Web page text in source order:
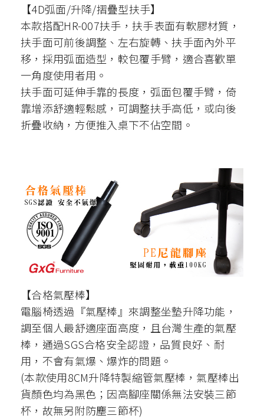
【4D弧面/升降/摺疊型扶手】
本款搭配HR-007扶手，扶手表面有軟膠材質，
扶手面可前後調整、左右旋轉、扶手面內外平
移，採用弧面造型，較包覆手臂，適合喜歡單
一角度使用者用。
扶手面可延伸手靠的長度，弧面包覆手臂，倚
靠增添舒適輕鬆感，可調整扶手高低，或向後
折疊收納，方便推入桌下不佔空間。
【合格氣壓棒】
電腦椅透過『氣壓棒』來調整坐墊升降功能，
調至個人最舒適座面高度，且台灣生產的氣壓
棒，通過SGS合格安全認證，品質良好、耐
用，不會有氣爆、爆炸的問題。
(本款使用8CM升降特製縮管氣壓棒，氣壓棒出
貨顏色均為黑色；因高腳座關係無法安裝三節
杯，故無另附防塵三節杯)